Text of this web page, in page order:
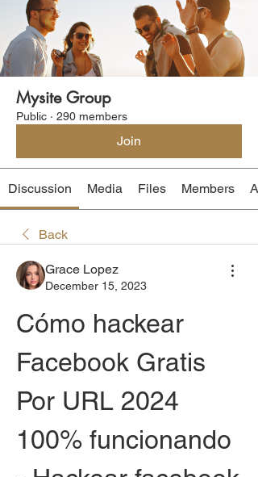
Mysite Group
Public · 290 members
Join
Discussion Media Files Members
Back
Grace Lopez
December 15, 2023
Cómo hackear
Facebook Gratis
Por URL 2024
100% funcionando